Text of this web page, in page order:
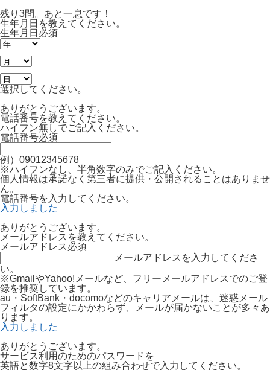
残り3問。あと一息です！
生年月日を教えてください。
生年月日 必須
選択してください。
ありがとうございます。
電話番号を教えてください。
ハイフン無しでご記入ください。
電話番号必須
例）09012345678
※ハイフンなし、半角数字のみでご記入ください。
個人情報は承諾なく第三者に提供・公開されることはありませ
ん。
電話番号を入力してください。
入力しました
ありがとうございます。
メールアドレスを教えてください。
メールアドレス必須
メールアドレスを入力してくださ
い。
※GmailやYahoo!メールなど、フリーメールアドレスでのご登
録を推奨しています。
au・SoftBank・docomoなどのキャリアメールは、迷惑メール
フィルタの設定にかかわらず、メールが届かないことが多々あ
ります。
入力しました
ありがとうございます。
サービス利用のためのパスワードを
英語と数字8文字以上の組み合わせで入力してください。